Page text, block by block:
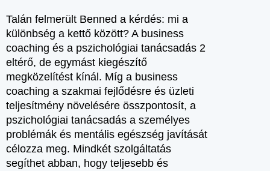
Talán felmerült Benned a kérdés: mi a
különbség a kettő között? A business
coaching és a pszichológiai tanácsadás 2
eltérő, de egymást kiegészítő
megközelítést kínál. Míg a business
coaching a szakmai fejlődésre és üzleti
teljesítmény növelésére összpontosít, a
pszichológiai tanácsadás a személyes
problémák és mentális egészség javítását
célozza meg. Mindkét szolgáltatás
segíthet abban, hogy teljesebb és